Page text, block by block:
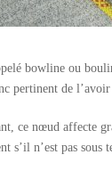
bowline ou
pertinent de
ce nœud affecte
s’il n’est pas